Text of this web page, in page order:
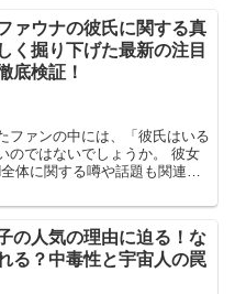
ァウナの彼氏に関する真
く掘り下げた最新の注目
底検証！
ファンの中には、「彼氏はいる
ではないでしょうか。 彼女
体に関する噂や話題も関連し
の人気の理由に迫る！な
る？中毒性と宇宙人の罠